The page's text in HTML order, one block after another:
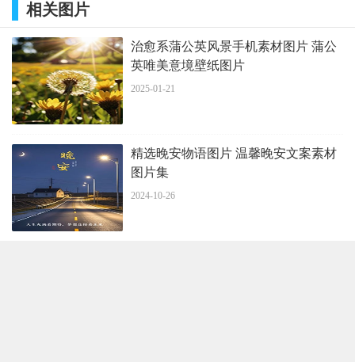
相关图片
治愈系蒲公英风景手机素材图片 蒲公
英唯美意境壁纸图片
2025-01-21
精选晚安物语图片 温馨晚安文案素材
图片集
2024-10-26